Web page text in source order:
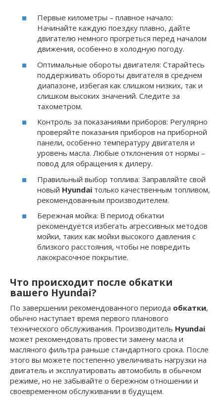
Первые километры – плавное начало:
Начинайте каждую поездку плавно, дайте
двигателю немного прогреться перед началом
движения, особенно в холодную погоду.
Оптимальные обороты двигателя: Старайтесь
поддерживать обороты двигателя в среднем
диапазоне, избегая как слишком низких, так и
слишком высоких значений. Следите за
тахометром.
Контроль за показаниями приборов: Регулярно
проверяйте показания приборов на приборной
панели, особенно температуру двигателя и
уровень масла. Любые отклонения от нормы –
повод для обращения к дилеру.
Правильный выбор топлива: Заправляйте свой
новый Hyundai только качественным топливом,
рекомендованным производителем.
Бережная мойка: В период обкатки
рекомендуется избегать агрессивных методов
мойки, таких как мойки высокого давления с
близкого расстояния, чтобы не повредить
лакокрасочное покрытие.
Что происходит после обкатки
вашего Hyundai?
По завершении рекомендованного периода обкатки,
обычно наступает время первого планового
технического обслуживания. Производитель Hyundai
может рекомендовать провести замену масла и
масляного фильтра раньше стандартного срока. После
этого вы можете постепенно увеличивать нагрузки на
двигатель и эксплуатировать автомобиль в обычном
режиме, но не забывайте о бережном отношении и
своевременном обслуживании в будущем.